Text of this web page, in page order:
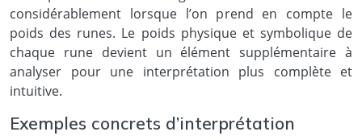
considérablement lorsque l’on prend en compte le
poids des runes. Le poids physique et symbolique de
chaque rune devient un élément supplémentaire à
analyser pour une interprétation plus complète et
intuitive.
Exemples concrets d’interprétation